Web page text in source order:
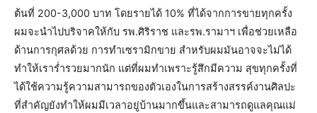
ต้นที่ 200-3,000 บาท โดยรายได้ 10% ที่ได้จากการขายทุกครั้ง
ผมจะนำไปบริจาคให้กับ รพ.ศิริราช และรพ.รามาฯ เพื่อช่วยเหลือ
ด้านการกุศลด้วย การทำเซรามิกขาย สำหรับผมมันอาจจะไม่ได้
ทำให้เราร่ำรวยมากนัก แต่ที่ผมทำเพราะรู้สึกมีความ สุขทุกครั้งที่
ได้ใช้ความรู้ความสามารถของตัวเองในการสร้างสรรค์งานศิลปะ
ที่สำคัญยังทำให้ผมมีเวลาอยู่บ้านมากขึ้นและสามารถดูแลคุณแม่